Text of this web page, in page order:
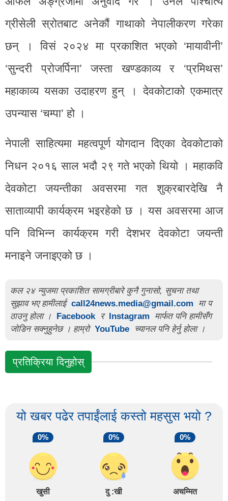
ग्रीसेली स्रोतबाट अनेकौं गाथाको नेपालीकरण गरेका
छन् । विसं २०२४ मा प्रकाशित भएको ‘मायावीनी’
‘सुन्दरी प्रोजर्पिना’ जस्ता खण्डकाव्य र ‘प्रमिथस’
महाकाव्य यसका उदाहरण हुन् । देवकोटाको एकमात्र
उपन्यास ‘चम्पा’ हो ।
नेपाली साहित्यमा महत्वपूर्ण योगदान दिएका देवकोटाको
निधन २०१६ साल भदौ २९ गते भएको थियो । महाकवि
देवकोटा जयन्तीका अवसरमा गत शुक्रबारदेखि नै
साताव्यापी कार्यक्रम भइरहेको छ । यस अवसरमा आज
पनि विभिन्न कार्यक्रम गरी देशभर देवकोटा जयन्ती
मनाइने जनाइएको छ ।
कल २४ न्युजमा प्रकाशित सामग्रीबारे कुनै गुनासो, सुचना तथा
सुझाव भए हामीलाई call24news.media@gmail.com
मा प
ठाउनु होला ।
Facebook र Instagram
मार्फत पनि हामीसँग
जोडिन सक्नुहुनेछ । हाम्रो YouTube च्यानल पनि हेर्नु होला ।
प्रतिक्रिया दिनुहोस्
यो खबर पढेर तपाईंलाई कस्तो महसुस भयो ?
0%
खुसी
0%
दु :खी
0%
अचम्मित